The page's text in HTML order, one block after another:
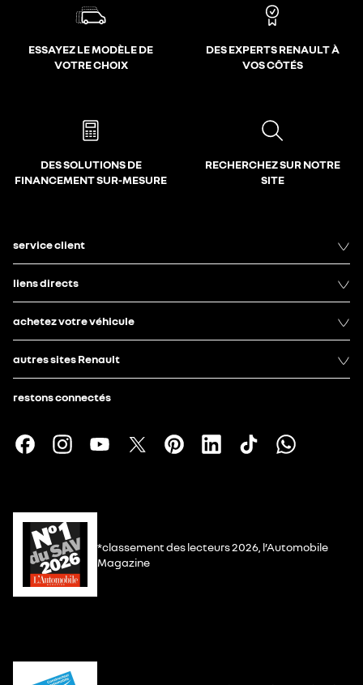
ESSAYEZ LE MODÈLE DE
VOTRE CHOIX
DES EXPERTS RENAULT À
VOS CÔTÉS
DES SOLUTIONS DE
FINANCEMENT SUR-MESURE
RECHERCHEZ SUR NOTRE
SITE
service client
liens directs
achetez votre véhicule
autres sites Renault
restons connectés
*classement des lecteurs 2026, l’Automobile
Magazine